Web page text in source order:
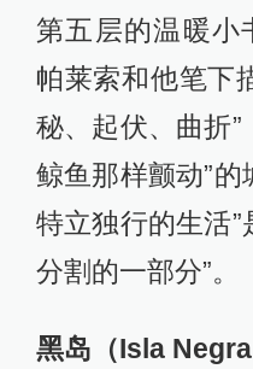
第五层的温暖小
帕莱索和他笔下
秘、起伏、曲折”
鲸鱼那样颤动”的
特立独行的生活”
分割的一部分”。
黑岛（Isla Negra